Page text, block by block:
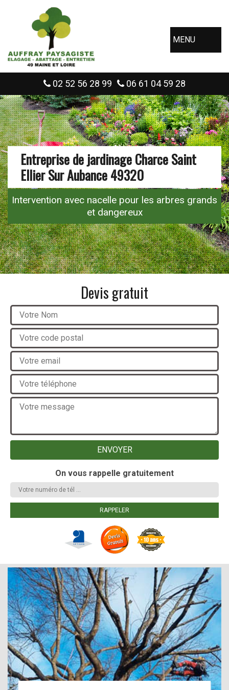
MENU
02 52 56 28 99 06 61 04 59 28
Entreprise de jardinage Charce Saint
Ellier Sur Aubance 49320
Intervention avec nacelle pour les arbres grands
et dangereux
Devis gratuit
On vous rappelle gratuitement